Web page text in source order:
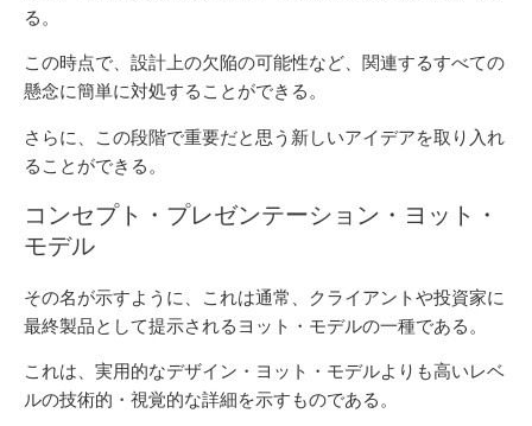
る。
この時点で、設計上の欠陥の可能性など、関連するすべての
懸念に簡単に対処することができる。
さらに、この段階で重要だと思う新しいアイデアを取り入れ
ることができる。
コンセプト・プレゼンテーション・ヨット・
モデル
その名が示すように、これは通常、クライアントや投資家に
最終製品として提示されるヨット・モデルの一種である。
これは、実用的なデザイン・ヨット・モデルよりも高いレベ
ルの技術的・視覚的な詳細を示すものである。